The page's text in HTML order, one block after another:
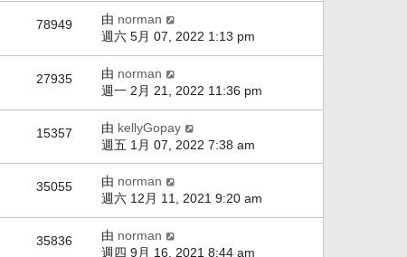
78949 由 norman
週六 5月 07, 2022 1:13 pm
27935 由 norman
週一 2月 21, 2022 11:36 pm
15357 由 kellyGopay
週五 1月 07, 2022 7:38 am
35055 由 norman
週六 12月 11, 2021 9:20 am
35836 由 norman
週四 9月 16, 2021 8:44 am